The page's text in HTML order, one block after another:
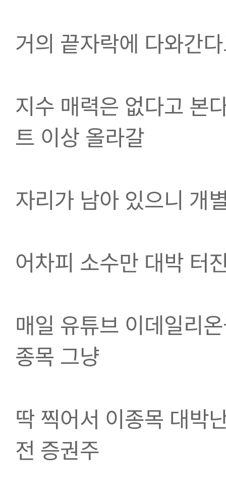
거의 끝자락에 다와간
지수 매력은 없다고 본
트 이상 올라갈
자리가 남아 있으니 개
어차피 소수만 대박 터
매일 유튜브 이데일리
종목 그냥
딱 찍어서 이종목 대박
전 증권주